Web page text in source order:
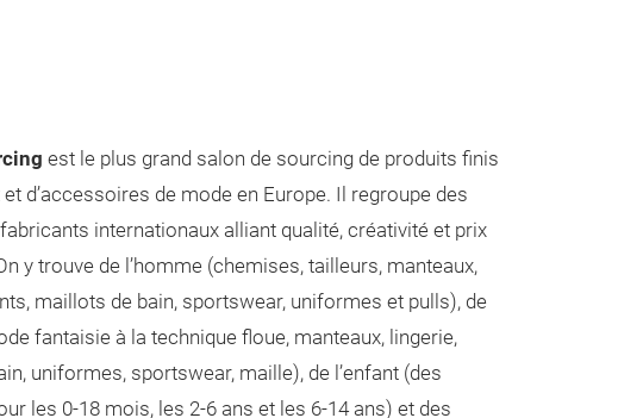
est le plus grand salon de sourcing de produits finis
et d’accessoires de mode en Europe. Il regroupe des
internationaux alliant qualité, créativité et prix
y trouve de l’homme (chemises, tailleurs, manteaux,
maillots de bain, sportswear, uniformes et pulls), de
fantaisie à la technique floue, manteaux, lingerie,
uniformes, sportswear, maille), de l’enfant (des
les 0-18 mois, les 2-6 ans et les 6-14 ans) et des